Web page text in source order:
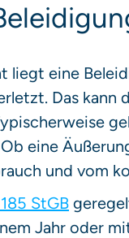
liegt eine
Das
eine
und vom
StGB
Jahr oder